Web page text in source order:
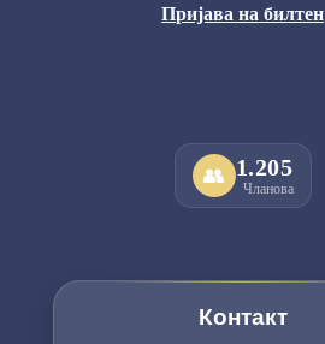
Пријава на билтен
👥 1.205
Чланова
Контакт